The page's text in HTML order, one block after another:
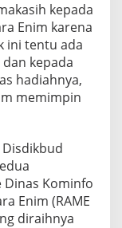
kepada
Enim karena
ini tentu ada
kepada
hadiahnya,
memimpin
Kominfo
Enim (RAME
diraihnya